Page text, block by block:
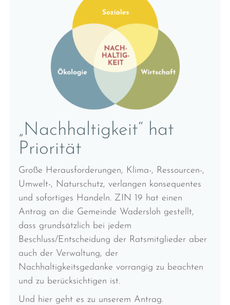
„Nachhaltigkeit“ hat
Priorität
Große Herausforderungen, Klima-, Ressourcen-,
Umwelt-, Naturschutz, verlangen konsequentes
und sofortiges Handeln. ZIN 19 hat einen
Antrag an die Gemeinde Wadersloh gestellt,
dass grundsätzlich bei jedem
Beschluss/Entscheidung der Ratsmitglieder aber
auch der Verwaltung, der
Nachhaltigkeitsgedanke vorrangig zu beachten
und zu berücksichtigen ist.
Und hier geht es zu unserem Antrag.